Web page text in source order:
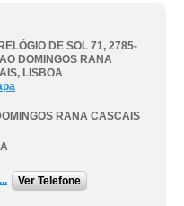
DE SOL 71, 2785-
DOMINGOS RANA
, LISBOA
RANA CASCAIS
Ver Telefone